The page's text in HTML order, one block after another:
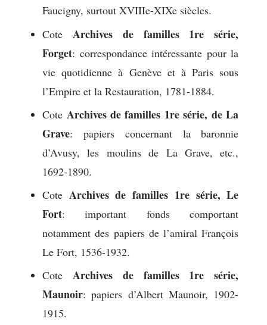
Faucigny, surtout XVIIIe-XIXe siècles.
Cote Archives de familles 1re série,
Forget: correspondance intéressante pour la
vie quotidienne à Genève et à Paris sous
l’Empire et la Restauration, 1781-1884.
Cote Archives de familles 1re série, de La
Grave: papiers concernant la baronnie
d’Avusy, les moulins de La Grave, etc.,
1692-1890.
Cote Archives de familles 1re série, Le
Fort: important fonds comportant
notamment des papiers de l’amiral François
Le Fort, 1536-1932.
Cote Archives de familles 1re série,
Maunoir: papiers d’Albert Maunoir, 1902-
1915.